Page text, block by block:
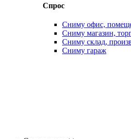
Спрос
Сниму офис,
Сниму магазин,
Сниму склад,
Сниму гараж